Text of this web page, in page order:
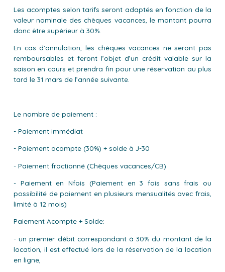
Les acomptes selon tarifs seront adaptés en fonction de la
valeur nominale des chèques vacances, le montant pourra
donc être supérieur à 30%.
En cas d’annulation, les chèques vacances ne seront pas
remboursables et feront l’objet d’un crédit valable sur la
saison en cours et prendra fin pour une réservation au plus
tard le 31 mars de l’année suivante.
Le nombre de paiement :
- Paiement immédiat
- Paiement acompte (30%) + solde à J-30
- Paiement fractionné (Chèques vacances/CB)
- Paiement en Nfois (Paiement en 3 fois sans frais ou
possibilité de paiement en plusieurs mensualités avec frais,
limité à 12 mois)
Paiement Acompte + Solde:
- un premier débit correspondant à 30% du montant de la
location, il est effectué lors de la réservation de la location
en ligne,